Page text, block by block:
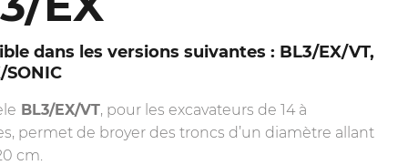
dans les versions suivantes : BL3/EX/VT,
SONIC
BL3/EX/VT, pour les excavateurs de 14 à
permet de broyer des troncs d’un diamètre allant
cm.